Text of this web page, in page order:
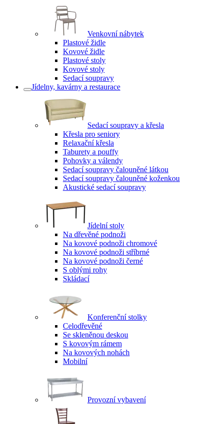
Venkovní nábytek
Plastové židle
Kovové židle
Plastové stoly
Kovové stoly
Sedací soupravy
Jídelny, kavárny a restaurace
Sedací soupravy a křesla
Křesla pro seniory
Relaxační křesla
Taburety a pouffy
Pohovky a válendy
Sedací soupravy čalouněné látkou
Sedací soupravy čalouněné koženkou
Akustické sedací soupravy
Jídelní stoly
Na dřevěné podnoži
Na kovové podnoži chromové
Na kovové podnoži stříbrné
Na kovové podnoži černé
S oblými rohy
Skládací
Konferenční stolky
Celodřevěné
Se skleněnou deskou
S kovovým rámem
Na kovových nohách
Mobilní
Provozní vybavení